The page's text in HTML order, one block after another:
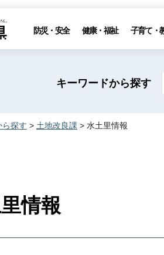
防災・安全 健康・福祉 子育て・
キーワードから探す
ら探す > 土地改良課 > 水土里情報
情報